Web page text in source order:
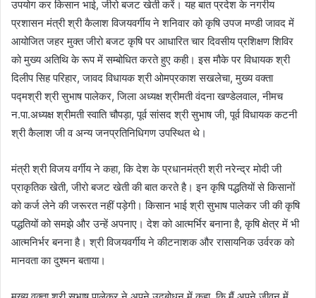
उपयोग कर किसान भाई, जीरो बजट खेती करें। य‍ह बात प्रदेश के नगरीय
प्रशासन मंत्री श्री कैलाश विजयवर्गीय ने शनिवार को कृषि उपज मण्‍डी जावद में
आयोजित जहर मुक्‍त जीरो बजट कृषि पर आधारित चार दिवसीय प्रशिक्षण शिविर
को मुख्‍य अतिथि के रूप में सम्‍बोधित करते हुए कही। इस मौके पर विधायक श्री
दिलीप सिह परिहार, जावद विधायक श्री ओमप्रकाश सखलेचा, मुख्‍य वक्‍ता
पद्मश्री श्री सुभाष पालेकर, जिला अध्‍यक्ष श्रीमती वंदना खण्‍डेलवाल, नीमच
न.पा.अध्‍यक्ष श्रीमती स्‍वाति चौपड़ा, पूर्व सांसद श्री सुभाष जी, पूर्व विधायक कटनी
श्री कैलाश जी व अन्‍य जनप्रतिनिधिगण उपस्थित थे।
मंत्री श्री विजय वर्गीय ने कहा, कि देश के प्रधानमंत्री श्री नरेन्‍द्र मोदी जी
प्राकृतिक खेती, जीरो बजट खेती की बात करते है। इन कृषि पद्धतियों से किसानों
को कर्ज लेने की जरूरत नहीं पड़ेगी। किसान भाई श्री सुभाष पालेकर जी की कृषि
पद्धतियों को समझे और उन्‍हें अपनाए। देश को आत्‍मर्भिर बनाना है, कृषि क्षेत्र में भी
आत्‍मनिर्भर बनना है। श्री विजयवर्गीय ने कीटनाशक और रासायनिक उर्वरक को
मानवता का दुश्‍मन बताया।